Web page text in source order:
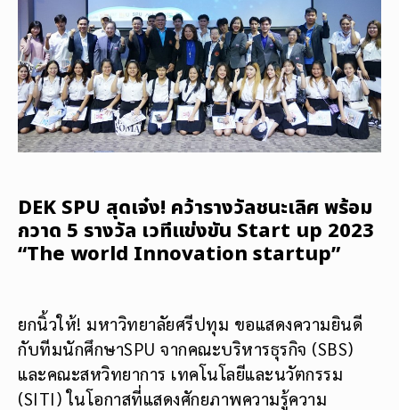
DEK SPU สุดเจ๋ง! คว้ารางวัลชนะเลิศ พร้อม
กวาด 5 รางวัล เวทีแข่งขัน Start up 2023
“The world Innovation startup”
ยกนิ้วให้! มหาวิทยาลัยศรีปทุม ขอแสดงความยินดี
กับทีมนักศึกษาSPU จากคณะบริหารธุรกิจ (SBS)
และคณะสหวิทยาการ เทคโนโลยีและนวัตกรรม
(SITI) ในโอกาสที่แสดงศักยภาพความรู้ความ